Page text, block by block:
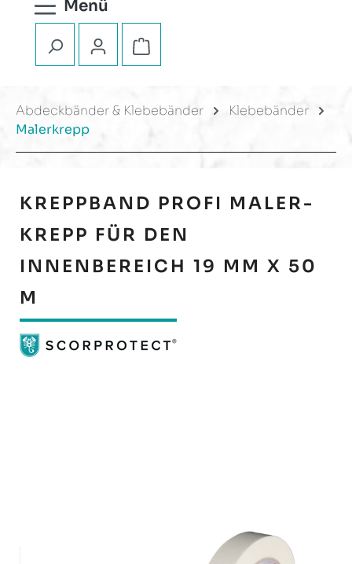
Warenkorb enthält 0
Abdeckbänder & Klebebänder
Klebebänder
Malerkrepp
KREPPBAND PROFI MALER-
KREPP FÜR DEN
INNENBEREICH 19 MM X 50
M